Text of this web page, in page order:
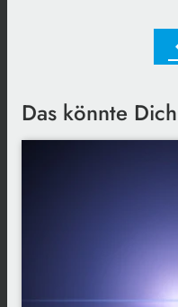
Das könnte